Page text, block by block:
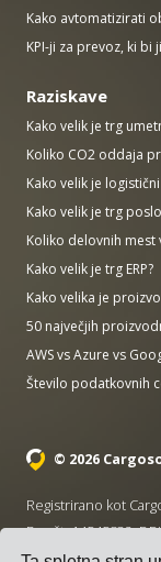
Kako avtomatizirati
KPI-ji za prevoz, ki
Raziskave
Kako velik je trg
Koliko CO2 oddaja
Kako velik je
Kako velik je trg
Koliko delovnih mest
Kako velik je trg ERP?
Kako velika je
50 največjih
AWS vs Azure vs
Število podatkovnih
© 2026
Registrirano kot
Reg št: 14545832.